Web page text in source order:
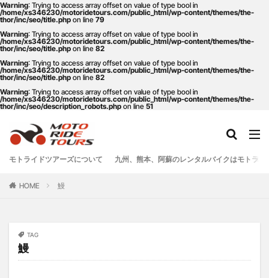
Warning: Trying to access array offset on value of type bool in
/home/xs346230/motoridetours.com/public_html/wp-content/themes/the-
thor/inc/seo/title.php on line 79
Warning: Trying to access array offset on value of type bool in
/home/xs346230/motoridetours.com/public_html/wp-content/themes/the-
thor/inc/seo/title.php on line 82
Warning: Trying to access array offset on value of type bool in
/home/xs346230/motoridetours.com/public_html/wp-content/themes/the-
thor/inc/seo/title.php on line 82
Warning: Trying to access array offset on value of type bool in
/home/xs346230/motoridetours.com/public_html/wp-content/themes/the-
thor/inc/seo/description_robots.php on line 51
モトライドツアーズについて 九州、熊本、阿蘇のレンタルバイクはモトライ
HOME 鰻
TAG
鰻
バイクレンタル
フェアフィールド
ホルモン
ホンダ
モトライドツアーズ
モトライドレンタル
モーターサイクル
レンタル
レンタルバイク
ワンピース
九州ツーリング
人吉 人吉球磨
像
南小国
南阿蘇村 喫茶竹熊
小国
水俣
熊本ツーリング
竹熊
米津米店 赤牛 近江屋
阿蘇
阿蘇くまもと空港